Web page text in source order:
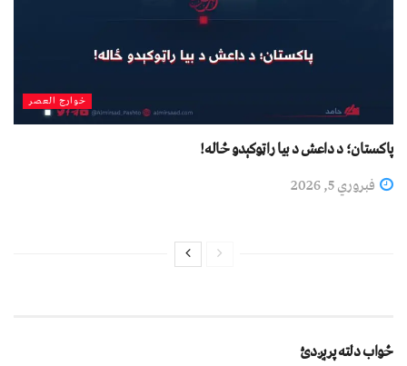
خوارج العصر
پاکستان؛ د داعش د بیا راټوکېدو ځاله!
فبروري 5, 2026
ځواب دلته پرېږدئ